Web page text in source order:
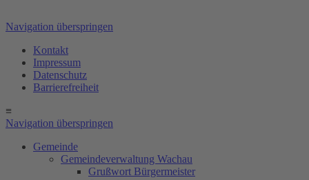
Navigation überspringen
Kontakt
Impressum
Datenschutz
Barrierefreiheit
≡
Navigation überspringen
Gemeinde
Gemeindeverwaltung Wachau
Grußwort Bürgermeister